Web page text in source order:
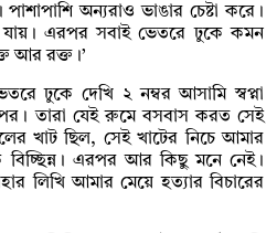
অন্যরাও ভাঙার চেষ্টা করে।
এরপর সবাই ভেতরে ঢুকে কমন
আর রক্ত।’
ঢুকে দেখি ২ নম্বর আসামি স্বপ্না
তারা যেই রুমে বসবাস করত সেই
খাট ছিল, সেই খাটের নিচে আমার
বিচ্ছিন্ন। এরপর আর কিছু মনে নেই।
লিখি আমার মেয়ে হত্যার বিচারের